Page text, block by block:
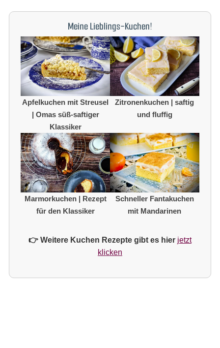
Meine Lieblings-Kuchen!
Apfelkuchen mit Streusel
| Omas süß-saftiger
Klassiker
Zitronenkuchen | saftig
und fluffig
Marmorkuchen | Rezept
für den Klassiker
Schneller Fantakuchen
mit Mandarinen
👉 Weitere Kuchen Rezepte gibt es hier jetzt
klicken